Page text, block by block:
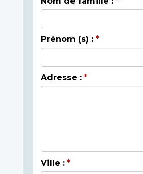
Prénom (s) :
Adresse :
Ville :